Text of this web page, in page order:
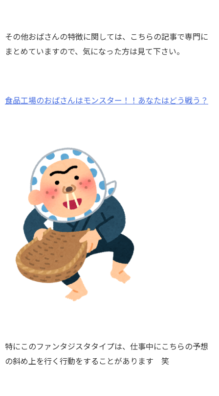
その他おばさんの特徴に関しては、こちらの記事で専門に
まとめていますので、気になった方は見て下さい。
食品工場のおばさんはモンスター！！あなたはどう戦う？
特にこのファンタジスタタイプは、仕事中にこちらの予想
の斜め上を行く行動をすることがあります 笑